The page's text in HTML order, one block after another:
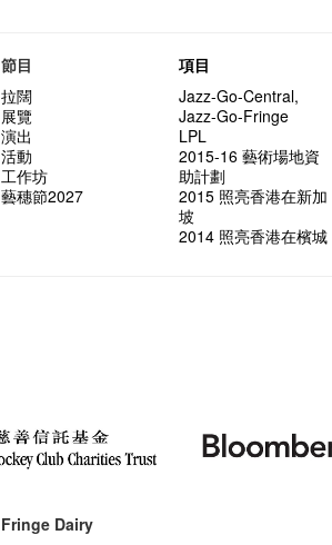
節目
拉闊
展覽
演出
活動
工作坊
藝穗節2027
項目
Jazz-Go-Central,
Jazz-Go-Fringe
LPL
2015-16 藝術場地資
助計劃
2015 照亮香港在新加
坡
2014 照亮香港在檳城
Fringe Dairy